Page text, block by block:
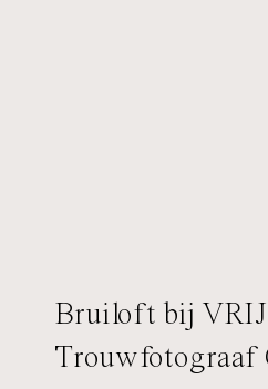
Bruiloft bij VRIJ
Trouwfotograaf